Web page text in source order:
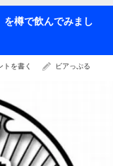
を樽で飲んでみまし
トを書く ビアっぷる